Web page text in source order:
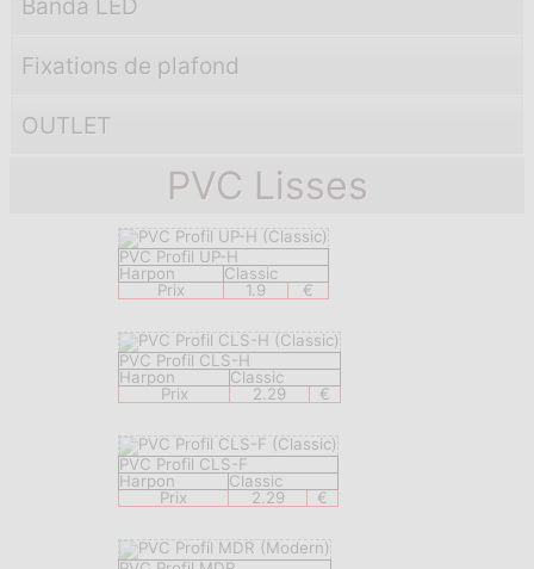
Banda LED
Fixations de plafond
OUTLET
PVC Lisses
PVC Profil UP-H
Harpon
Classic
Prix
1.9 €
PVC Profil CLS-H
Harpon
Classic
Prix
2.29 €
PVC Profil CLS-F
Harpon
Classic
Prix
2.29 €